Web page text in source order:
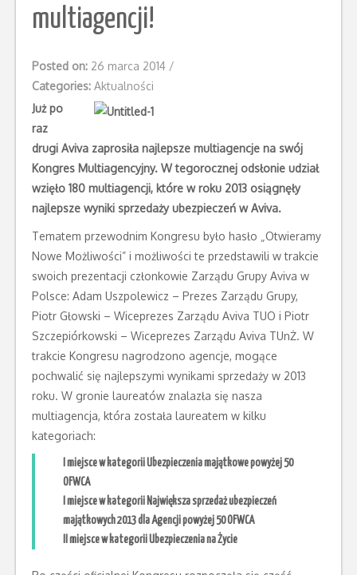
multiagencji!
Posted on: 26 marca 2014 /
Categories: Aktualności
Już po
raz
drugi Aviva zaprosiła najlepsze multiagencje na swój
Kongres Multiagencyjny. W tegorocznej odsłonie udział
wzięło 180 multiagencji, które w roku 2013 osiągnęły
najlepsze wyniki sprzedaży ubezpieczeń w Aviva.
Tematem przewodnim Kongresu było hasło „Otwieramy
Nowe Możliwości” i możliwości te przedstawili w trakcie
swoich prezentacji członkowie Zarządu Grupy Aviva w
Polsce: Adam Uszpolewicz – Prezes Zarządu Grupy,
Piotr Głowski – Wiceprezes Zarządu Aviva TUO i Piotr
Szczepiórkowski – Wiceprezes Zarządu Aviva TUnŻ. W
trakcie Kongresu nagrodzono agencje, mogące
pochwalić się najlepszymi wynikami sprzedaży w 2013
roku. W gronie laureatów znalazła się nasza
multiagencja, która została laureatem w kilku
kategoriach:
I miejsce w kategorii Ubezpieczenia majątkowe powyżej 50
OFWCA
I miejsce w kategorii Największa sprzedaż ubezpieczeń
majątkowych 2013 dla Agencji powyżej 50 OFWCA
II miejsce w kategorii Ubezpieczenia na Życie